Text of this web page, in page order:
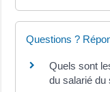
Questions ?
Quels sont
du salarié du